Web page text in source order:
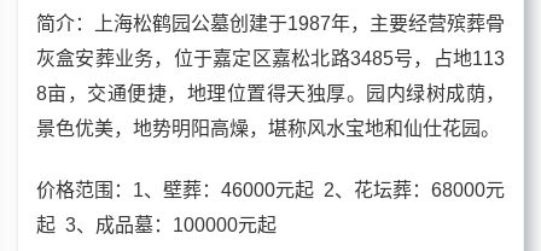
简介：上海松鹤园公墓创建于1987年，主要经营殡葬骨
灰盒安葬业务，位于嘉定区嘉松北路3485号，占地113
8亩，交通便捷，地理位置得天独厚。园内绿树成荫，
景色优美，地势明阳高燥，堪称风水宝地和仙仕花园。
价格范围：1、壁葬：46000元起 2、花坛葬：68000元
起 3、成品墓：100000元起